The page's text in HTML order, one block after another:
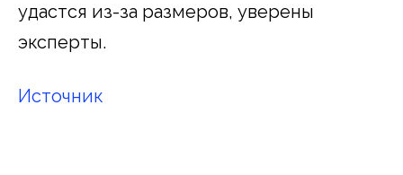
удастся из-за размеров, уверены
эксперты.
Источник